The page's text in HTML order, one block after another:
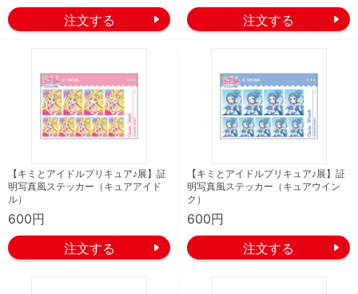
【キミとアイドルプリキュア♪展】証
明写真風ステッカー（キュアアイド
ル）
600円
【キミとアイドルプリキュア♪展】証
明写真風ステッカー（キュアウイン
ク）
600円